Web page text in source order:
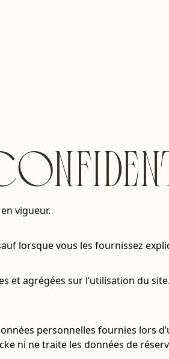
vigueur.
lorsque vous les fournissez
agrégées sur l’utilisation du
personnelles fournies lors
ni ne traite les données de